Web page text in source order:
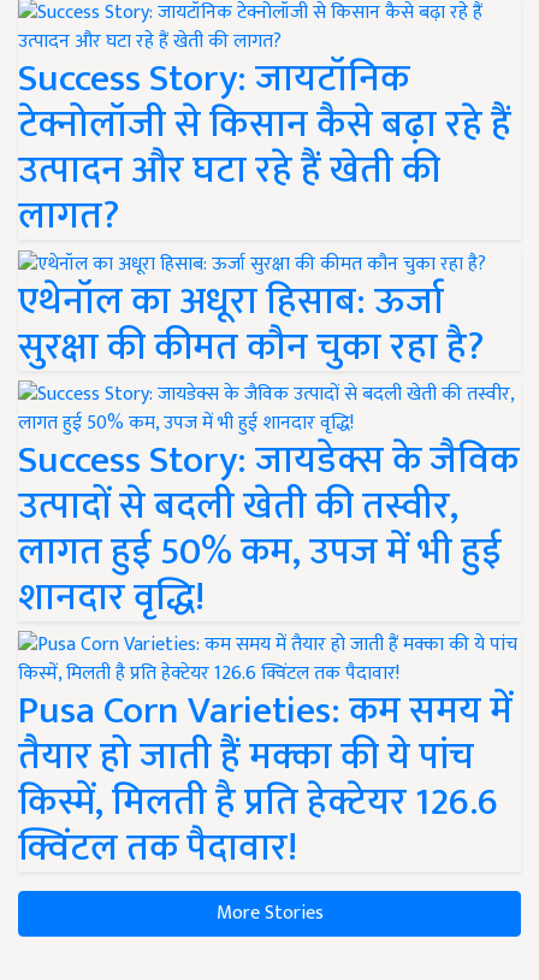
Success Story: जायटॉनिक
टेक्नोलॉजी से किसान कैसे बढ़ा रहे हैं
उत्पादन और घटा रहे हैं खेती की
लागत?
एथेनॉल का अधूरा हिसाब: ऊर्जा
सुरक्षा की कीमत कौन चुका रहा है?
Success Story: जायडेक्स के जैविक
उत्पादों से बदली खेती की तस्वीर,
लागत हुई 50% कम, उपज में भी हुई
शानदार वृद्धि!
Pusa Corn Varieties: कम समय में
तैयार हो जाती हैं मक्का की ये पांच
किस्में, मिलती है प्रति हेक्टेयर 126.6
क्विंटल तक पैदावार!
More Stories